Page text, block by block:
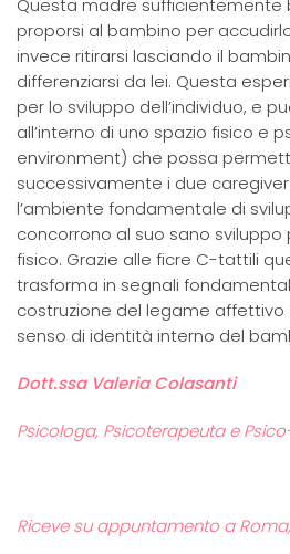
Questa madre sufficientemente
proporsi al bambino per
invece ritirarsi lasciando il
differenziarsi da lei. Questa
per lo sviluppo dell’individuo, e
all’interno di uno spazio fisico e
environment) che possa
successivamente i due
l’ambiente fondamentale di
concorrono al suo sano
fisico. Grazie alle ficre C-tattili
trasforma in segnali
costruzione del legame affettivo
senso di identità interno del
Dott.ssa Valeria Colasanti
Psicologa, Psicoterapeuta e
Riceve su appuntamento a Roma,